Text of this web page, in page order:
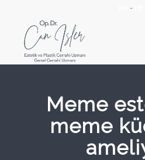
-
Meme
meme